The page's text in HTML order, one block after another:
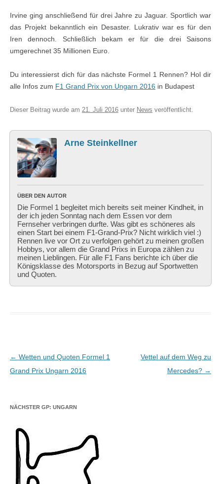
Irvine ging anschließend für drei Jahre zu Jaguar. Sportlich war
das Projekt bekanntlich ein Desaster. Lukrativ war es für den
Iren dennoch. Schließlich bekam er für die drei Saisons
umgerechnet 35 Millionen Euro.
Du interessierst dich für das nächste Formel 1 Rennen? Hol dir
alle Infos zum F1 Grand Prix von Ungarn 2016 in Budapest
Dieser Beitrag wurde am 21. Juli 2016 unter News veröffentlicht.
Arne Steinkellner
ÜBER DEN AUTOR
Die Formel 1 begleitet mich bereits seit meiner Kindheit, in
der ich jeden Sonntag nach dem Essen vor dem
Fernseher verbringen durfte. Was gibt es schöneres als
einen Start bei einem F1-Grand-Prix? Nicht wirklich viel :)
Rennen live vor Ort zu verfolgen gehört zu meinen großen
Hobbys, vor allem die Grand Prixs in Europa zählen zu
meinen Lieblingen. Für alle F1 Fans berichte ich über die
Königsklasse des Motorsports in Bezug auf Sportwetten
und Quoten.
Beitragsnavigation
← Wetten und Quoten Formel 1
Grand Prix Ungarn 2016
Vettel auf dem Weg zu
Mercedes? →
NÄCHSTER GP: UNGARN